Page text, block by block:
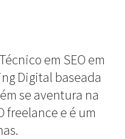
em SEO em
Digital baseada
se aventura na
freelance e é um